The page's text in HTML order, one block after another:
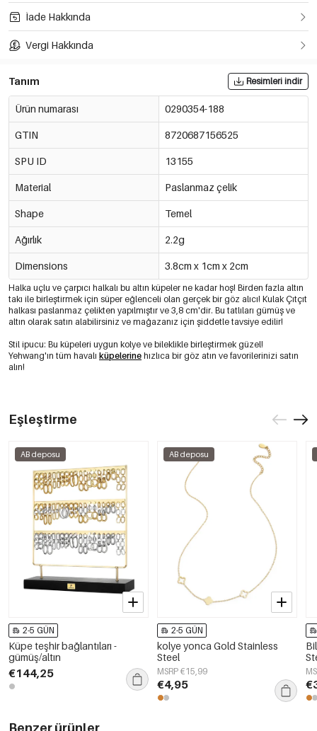
İade Hakkında
Vergi Hakkında
Tanım Resimleri indir
Ürün numarası 0290354-188
GTIN 8720687156525
SPU ID 13155
Material Paslanmaz çelik
Shape Temel
Ağırlık 2.2g
Dimensions 3.8cm x 1cm x 2cm
Halka uçlu ve çarpıcı halkalı bu altın küpeler ne kadar hoş! Birden fazla altın
takı ile birleştirmek için süper eğlenceli olan gerçek bir göz alıcı! Kulak Çıtçıt
halkası paslanmaz çelikten yapılmıştır ve 3,8 cm'dir. Bu tatlıları gümüş ve
altın olarak satın alabilirsiniz ve mağazanız için şiddetle tavsiye edilir!
Stil ipucu: Bu küpeleri uygun kolye ve bileklikle birleştirmek güzel!
Yehwang'ın tüm havalı küpelerine hızlıca bir göz atın ve favorilerinizi satın
alın!
Eşleştirme
AB deposu
2-5 GÜN
Küpe teşhir bağlantıları -
gümüş/altın
€144,25
AB deposu
2-5 GÜN
kolye yonca Gold Stainless
Steel
MSRP €15,99
€4,95
Benzer ürünler